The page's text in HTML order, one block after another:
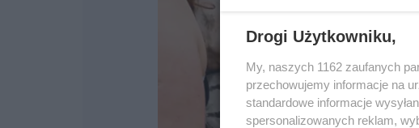
Drogi Użytkowniku,
My, naszych 1162 zaufanych
przechowujemy informacje na
standardowe informacje
spersonalizowanych reklam,